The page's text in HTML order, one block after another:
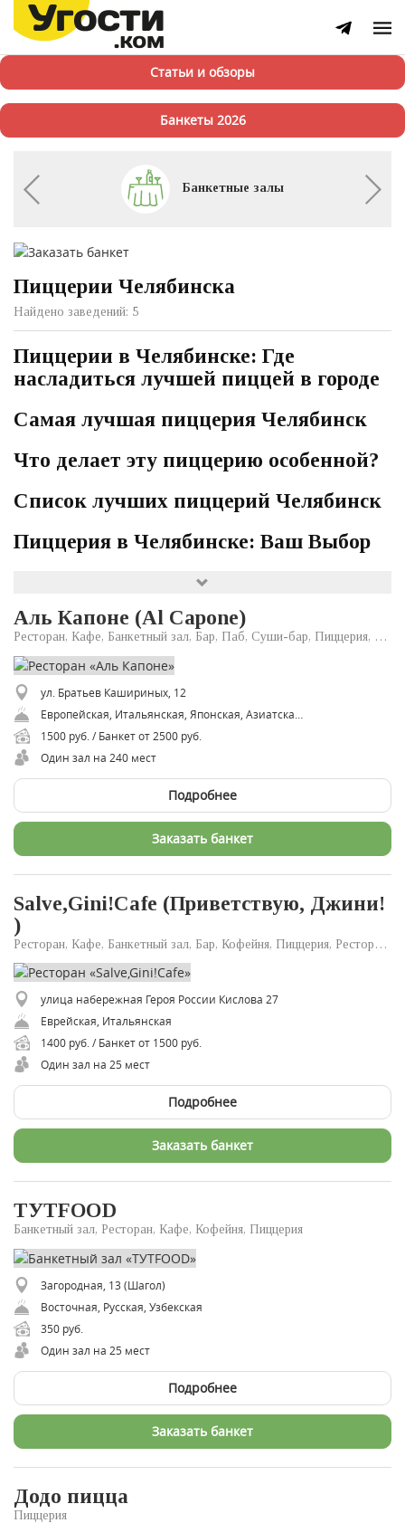
Статьи и обзоры
Банкеты 2026
Банкетные залы
Пиццерии Челябинска
Найдено заведений: 5
Пиццерии в Челябинске: Где
насладиться лучшей пиццей в городе
Самая лучшая пиццерия Челябинск
Что делает эту пиццерию особенной?
Список лучших пиццерий Челябинск
Пиццерия в Челябинске: Ваш Выбор
Аль Капоне (Al Capone)
Ресторан, Кафе, Банкетный зал, Бар, Паб, Суши-бар, Пиццерия, Ресторан доставки
ул. Братьев Кашириных, 12
1500 руб. / Банкет от 2500 руб.
Один зал на 240 мест
Подробнее
Заказать банкет
Salve,Gini!Cafe (Приветствую, Джини!
)
Ресторан, Кафе, Банкетный зал, Бар, Кофейня, Пиццерия, Ресторан доставки
улица набережная Героя России Кислова 27
Еврейская, Итальянская
1400 руб. / Банкет от 1500 руб.
Один зал на 25 мест
Подробнее
Заказать банкет
ТУТFOOD
Банкетный зал, Ресторан, Кафе, Кофейня, Пиццерия
Загородная, 13 (Шагол)
Восточная, Русская, Узбекская
350 руб.
Один зал на 25 мест
Подробнее
Заказать банкет
Додо пицца
Пиццерия